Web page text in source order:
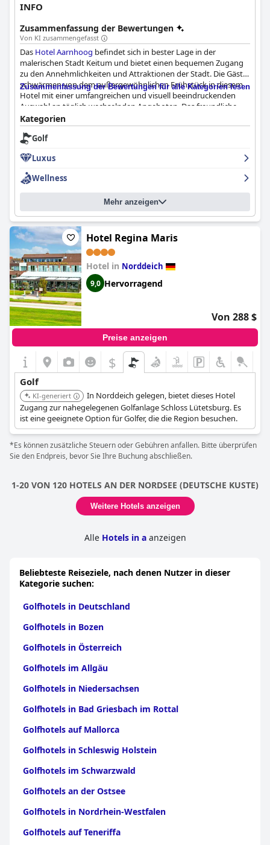
INFO
Zusammenfassung der Bewertungen
Von KI zusammengefasst
Das Hotel Aarnhoog befindet sich in bester Lage in der
malerischen Stadt Keitum und bietet einen bequemen Zugang
zu den Annehmlichkeiten und Attraktionen der Stadt. Die Gäste
schwärmen von dem außergewöhnlichen Frühstück in diesem
Hotel mit einer umfangreichen und visuell beeindruckenden
Auswahl an täglich wechselnden Angeboten. Das freundliche
und aufmerksame Personal bietet erstklassigen Service und
sorgt dafür, dass sich die Gäste während ihres gesamten
Aufenthalts wohl fühlen. Die Zimmer haben eine angenehme
Badezimmern mit freistehenden Badewannen und
Doppelduschen. Einziger kleiner Kritikpunkt ist, dass einige
Möbel Abnutzungserscheinungen aufweisen. Alles in allem ist
dasHotel Aarnhoogder perfekte Ausgangspunkt für die
Erkundung der wunderschönen Insel Sylt und bietet eine
warme und einladende Atmosphäre, die die Gäste zu schätzen
wissen.
Zusammenfassung der Bewertungen für alle Kategorien lesen
Kategorien
Golf
Luxus
Wellness
Mehr anzeigen
Hotel Regina Maris
Hotel in Norddeich
9,0 Hervorragend
Von 288 $
Preise anzeigen
$
Golf
KI-generiert
In Norddeich gelegen, bietet dieses Hotel
Zugang zur nahegelegenen Golfanlage Schloss Lütetsburg. Es
ist eine geeignete Option für Golfer, die die Region besuchen.
*Es können zusätzliche Steuern oder Gebühren anfallen. Bitte überprüfen
Sie den Endpreis, bevor Sie Ihre Buchung abschließen.
1-20 VON 120 HOTELS AN DER NORDSEE (DEUTSCHE KUSTE)
Weitere Hotels anzeigen
Alle Hotels in aanzeigen
Beliebteste Reiseziele, nach denen Nutzer in dieser
Kategorie suchen:
Golfhotels in Deutschland
Golfhotels in Bozen
Golfhotels in Österreich
Golfhotels im Allgäu
Golfhotels in Niedersachsen
Golfhotels in Bad Griesbach im Rottal
Golfhotels auf Mallorca
Golfhotels in Schleswig Holstein
Golfhotels im Schwarzwald
Golfhotels an der Ostsee
Golfhotels in Nordrhein-Westfalen
Golfhotels auf Teneriffa